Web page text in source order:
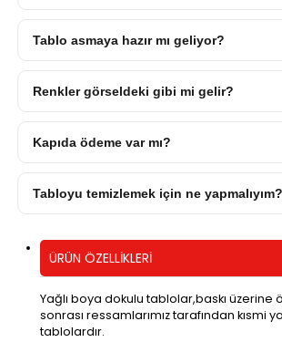
Tablo asmaya hazır mı geliyor?
Renkler görseldeki gibi mi gelir?
Kapıda ödeme var mı?
Tabloyu temizlemek için ne yapmalıyım?
ÜRÜN ÖZELLIKLERI
Yağlı boya dokulu tablolar,baskı üzerine
sonrası ressamlarımız tarafından kısmi
tablolardır.